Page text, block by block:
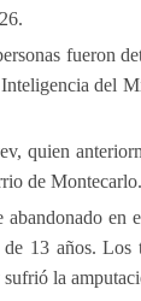
fueron
del
quien
de Montecarlo.
en
13 años. Los
la